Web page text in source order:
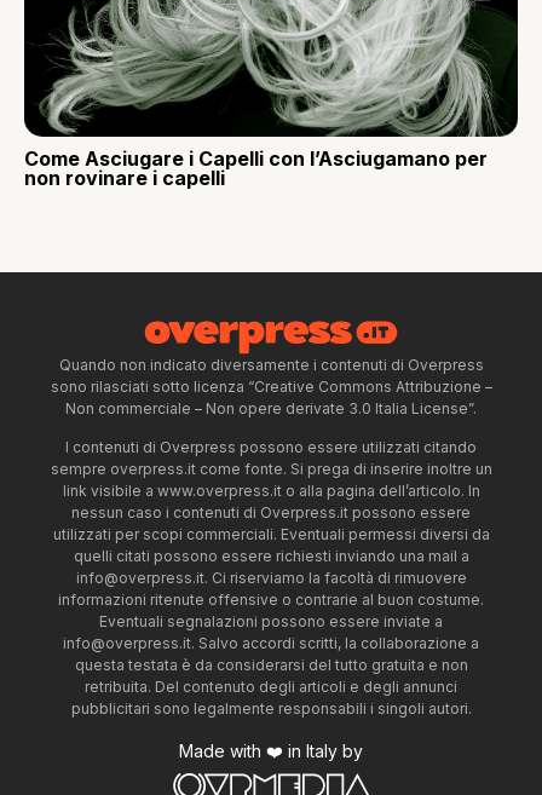
Come Asciugare i Capelli con l’Asciugamano per
non rovinare i capelli
Quando non indicato diversamente i contenuti di Overpress
sono rilasciati sotto licenza “Creative Commons Attribuzione –
Non commerciale – Non opere derivate 3.0 Italia License”.
I contenuti di Overpress possono essere utilizzati citando
sempre overpress.it come fonte. Si prega di inserire inoltre un
link visibile a www.overpress.it o alla pagina dell’articolo. In
nessun caso i contenuti di Overpress.it possono essere
utilizzati per scopi commerciali. Eventuali permessi diversi da
quelli citati possono essere richiesti inviando una mail a
info@overpress.it. Ci riserviamo la facoltà di rimuovere
informazioni ritenute offensive o contrarie al buon costume.
Eventuali segnalazioni possono essere inviate a
info@overpress.it. Salvo accordi scritti, la collaborazione a
questa testata è da considerarsi del tutto gratuita e non
retribuita. Del contenuto degli articoli e degli annunci
pubblicitari sono legalmente responsabili i singoli autori.
Made with ❤️ in Italy by